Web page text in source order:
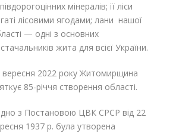
мінералів; її ліси
лісовими ягодами; лани нашої
— одні з основних
жита для всієї України.
вересня 2022 року Житомирщина
85-річчя створення області.
з Постановою ЦВК СРСР від 22
1937 р. була утворена